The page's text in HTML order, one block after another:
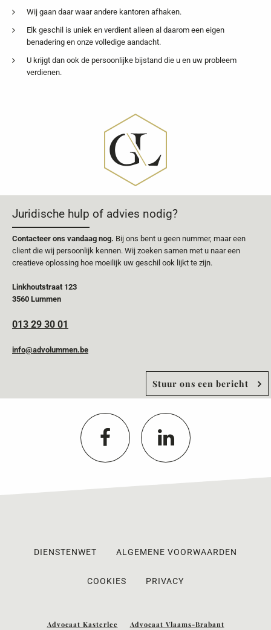
Wij gaan daar waar andere kantoren afhaken.
Elk geschil is uniek en verdient alleen al daarom een eigen
benadering en onze volledige aandacht.
U krijgt dan ook de persoonlijke bijstand die u en uw probleem
verdienen.
Juridische hulp of advies nodig?
Contacteer ons vandaag nog. Bij ons bent u geen nummer, maar een
client die wij persoonlijk kennen. Wij zoeken samen met u naar een
creatieve oplossing hoe moeilijk uw geschil ook lijkt te zijn.
Linkhoutstraat 123
3560 Lummen
013 29 30 01
info@advolummen.be
Stuur ons een bericht
DIENSTENWET ALGEMENE VOORWAARDEN
COOKIES PRIVACY
Advocaat Kasterlee Advocaat Vlaams-Brabant